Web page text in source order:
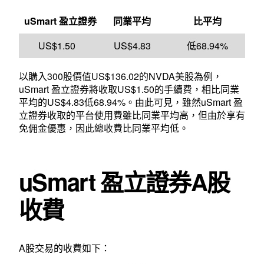
uSmart 盈立證券 同業平均
比平均
US$1.50
US$4.83 低68.94%
以購入300股價值US$136.02的NVDA美股為例，
uSmart 盈立證券將收取US$1.50的手續費，相比同業
平均的US$4.83低68.94%。由此可見，雖然uSmart 盈
立證券收取的平台使用費雖比同業平均高，但由於享有
免佣金優惠，因此總收費比同業平均低。
uSmart 盈立證券A股
收費
A股交易的收費如下：